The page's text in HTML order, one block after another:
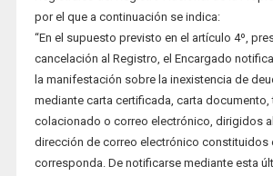
por el que a continuación se indica:
“En el supuesto previsto en el artículo 4º,
cancelación al Registro, el Encargado
la manifestación sobre la inexistencia de
mediante carta certificada, carta documento,
colacionado o correo electrónico, dirigidos
dirección de correo electrónico constituidos
corresponda. De notificarse mediante esta